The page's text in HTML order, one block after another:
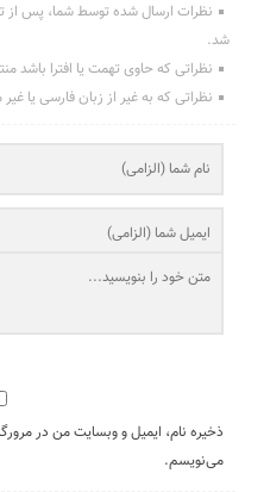
نظرات ارسال شده توسط شما، پس از
شد.
نظراتی که حاوی تهمت یا افترا باشد
نظراتی که به غیر از زبان فارسی یا
ذخیره نام، ایمیل و وبسایت من در
می‌نویسم.